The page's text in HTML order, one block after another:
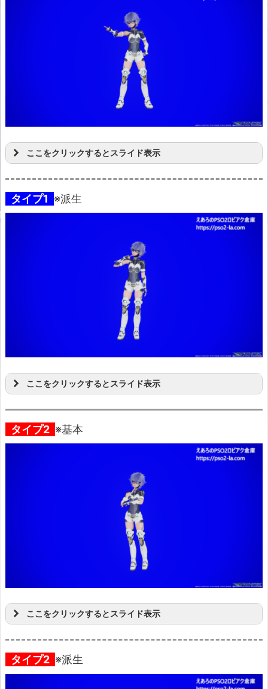
ここをクリックするとスライド表示
タイプ1 ※派生
ここをクリックするとスライド表示
タイプ2 ※基本
ここをクリックするとスライド表示
タイプ2 ※派生